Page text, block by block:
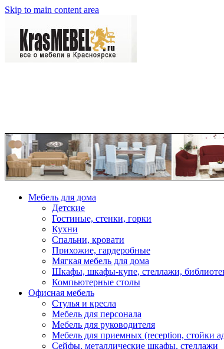
Skip to main content area
Мебель для дома
Детские
Гостиные, стенки, горки
Кухни
Спальни, кровати
Прихожие, гардеробные
Мягкая мебель для дома
Шкафы, шкафы-купе, стеллажи,
Компьютерные столы
Офисная мебель
Стулья и кресла
Мебель для персонала
Мебель для руководителя
Мебель для приемных (reception, стойки
Сейфы, металлические шкафы, стеллажи